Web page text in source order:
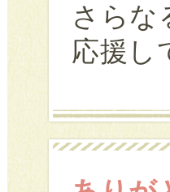
さらな
応援し